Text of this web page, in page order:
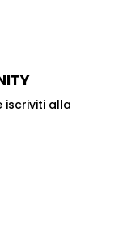
iscriviti alla